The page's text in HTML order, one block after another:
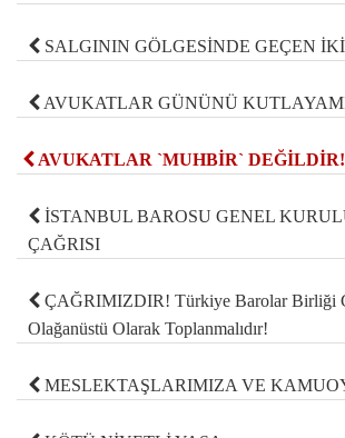
SALGININ GÖLGESİNDE GEÇEN
AVUKATLAR GÜNÜNÜ
AVUKATLAR `MUHBİR` DEĞİLDİR!
İSTANBUL BAROSU GENEL
ÇAĞRISI
ÇAĞRIMIZDIR! Türkiye Barolar Birliği
Olağanüstü Olarak Toplanmalıdır!
MESLEKTAŞLARIMIZA VE